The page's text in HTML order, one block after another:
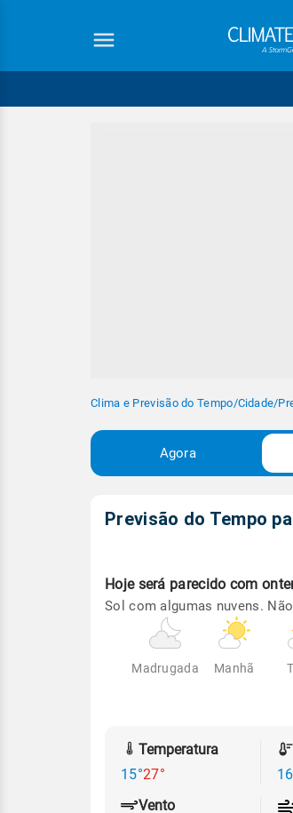
Clima e Previsão do Tempo/Cidade/
Agora
Previsão do Tempo
Hoje será parecido com
Sol com algumas nuvens.
Madrugada Manhã
Temperatura
15°27°
Vento